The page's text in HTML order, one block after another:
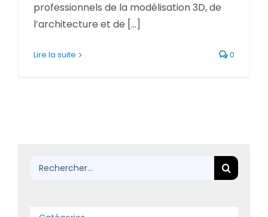
professionnels de la modélisation 3D, de
l’architecture et de [...]
Lire la suite 0
Rechercher: